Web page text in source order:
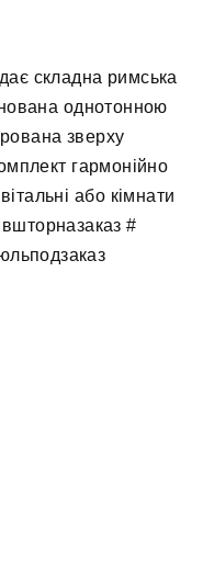
складна римська
однотонною
зверху
гармонійно
або кімнати
#